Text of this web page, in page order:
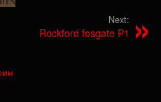
Next:
Rockford fosgate P1